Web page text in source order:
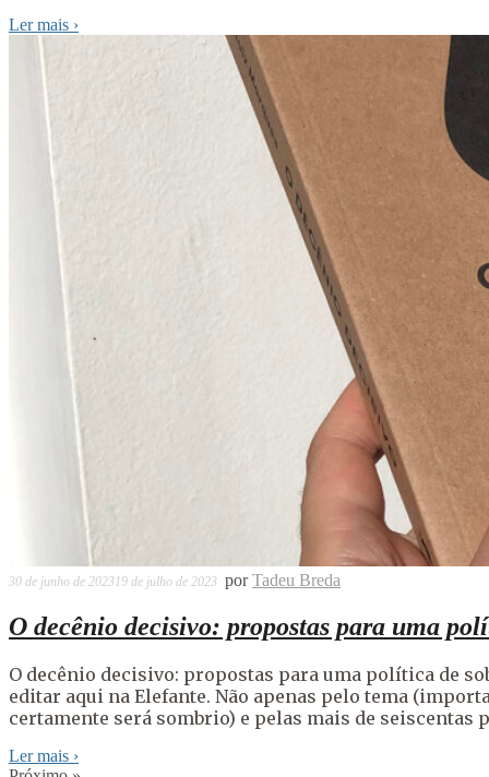
Ler mais ›
30 de junho de 202319 de julho de 2023 porTadeu Breda
O decênio decisivo: propostas para uma
O decênio decisivo: propostas para uma política de
editar aqui na Elefante. Não apenas pelo tema
certamente será sombrio) e pelas mais de seiscentas
Ler mais ›